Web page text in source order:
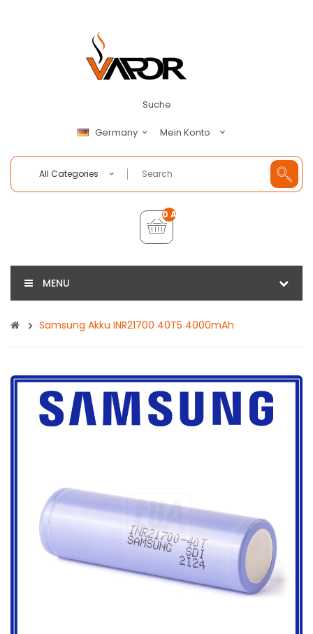
Suche
Germany Mein Konto
All Categories
0 Artikel - €0,00
MENU
Samsung Akku INR21700 40T5 4000mAh